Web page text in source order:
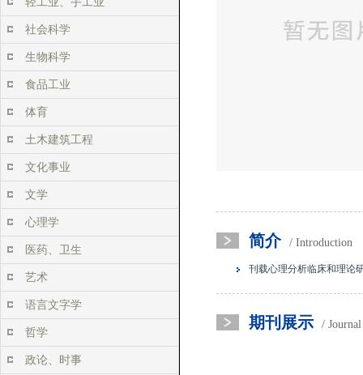
社会科学
生物科学
食品工业
体育
土木建筑工程
文化事业
文学
心理学
医药、卫生
艺术
语言文字学
哲学
政论、时事
简介 / Introduction
刊载心理分析临床和理论
期刊展示 /